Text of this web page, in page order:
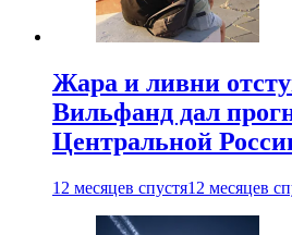
Жара и ливни
Вильфанд дал
Центральной
12 месяцев спустя12 месяцев